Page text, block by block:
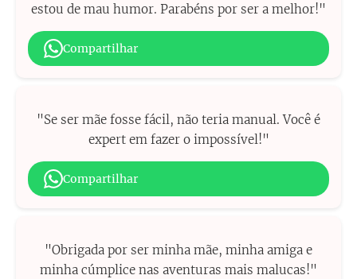
estou de mau humor. Parabéns por ser a melhor!"
Compartilhar
"Se ser mãe fosse fácil, não teria manual. Você é
expert em fazer o impossível!"
Compartilhar
"Obrigada por ser minha mãe, minha amiga e
minha cúmplice nas aventuras mais malucas!"